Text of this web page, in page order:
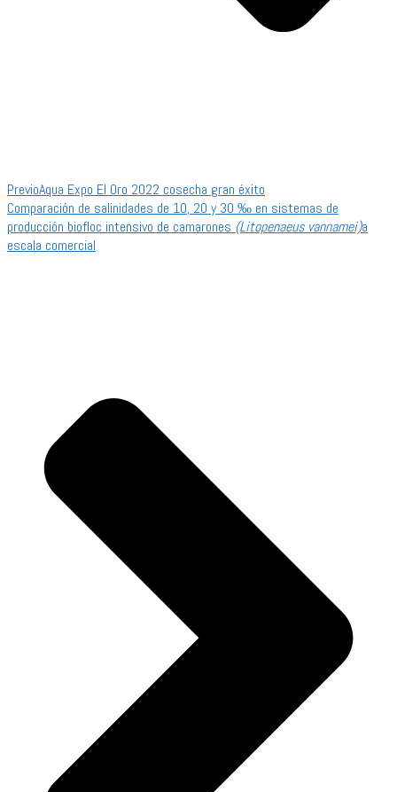
PrevioAqua Expo El Oro 2022 cosecha gran éxito
Comparación de salinidades de 10, 20 y 30 ‰ en sistemas de
producción biofloc intensivo de camarones (Litopenaeus vannamei)a
escala comercial